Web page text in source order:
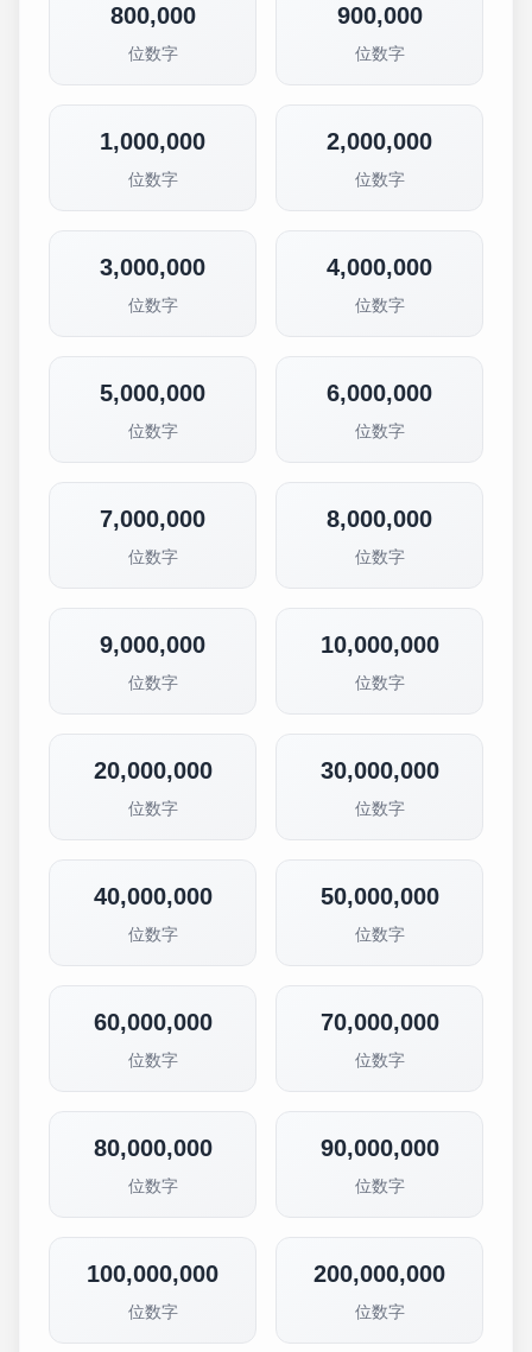
800,000
位数字
900,000
位数字
1,000,000
位数字
2,000,000
位数字
3,000,000
位数字
4,000,000
位数字
5,000,000
位数字
6,000,000
位数字
7,000,000
位数字
8,000,000
位数字
9,000,000
位数字
10,000,000
位数字
20,000,000
位数字
30,000,000
位数字
40,000,000
位数字
50,000,000
位数字
60,000,000
位数字
70,000,000
位数字
80,000,000
位数字
90,000,000
位数字
100,000,000
位数字
200,000,000
位数字